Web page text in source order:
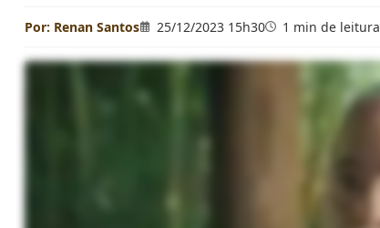
Por: Renan Santos 25/12/2023 15h30 1 min de leitura